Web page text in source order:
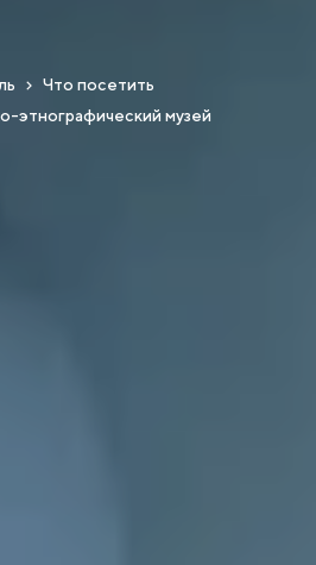
Что посетить
этнографический музей